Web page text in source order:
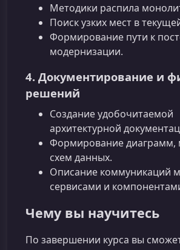
Методики распила
Поиск узких мест в
Формирование пути к
модернизации.
4. Документирование и
решений
Создание удобочитаемой
архитектурной
Формирование диаграмм,
схем данных.
Описание коммуникаций
сервисами и
Чему вы научитесь
По завершении курса вы